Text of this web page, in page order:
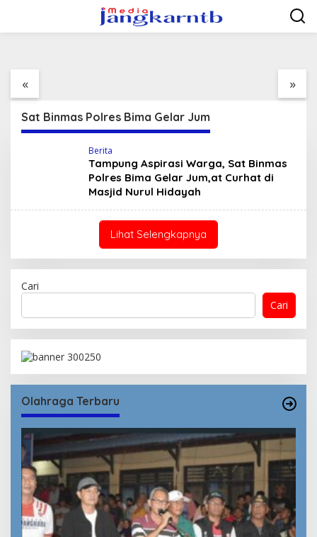
konten
Bima Gelar Jum,at Curhat di Masjid Nurul
« »
Menyapa disambut
Dengan Tari
Tradisional
Kadis Dikbudpora Siap
Fasilitasi Data R2 dan
R3
Sat Binmas Polres Bima Gelar Jum
Berita
Tampung Aspirasi Warga, Sat Binmas
Polres Bima Gelar Jum,at Curhat di
Masjid Nurul Hidayah
Lihat Selengkapnya
Cari
Cari
Olahraga Terbaru